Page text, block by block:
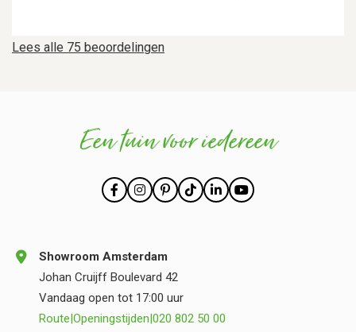
Lees alle 75 beoordelingen
Een tuin voor iedereen
Showroom Amsterdam
Johan Cruijff Boulevard 42
Vandaag open tot 17:00 uur
Route Openingstijden 020 802 50 00